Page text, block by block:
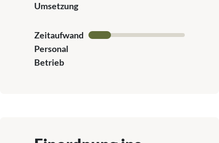
Umsetzung
Zeitaufwand
Personal
Betrieb